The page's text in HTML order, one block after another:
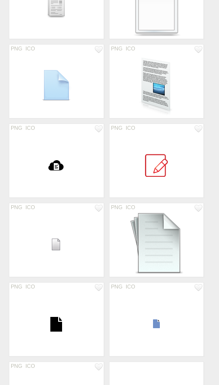
PNG ICO PNG ICO
PNG ICO PNG ICO
PNG ICO PNG ICO
PNG ICO PNG ICO
PNG ICO